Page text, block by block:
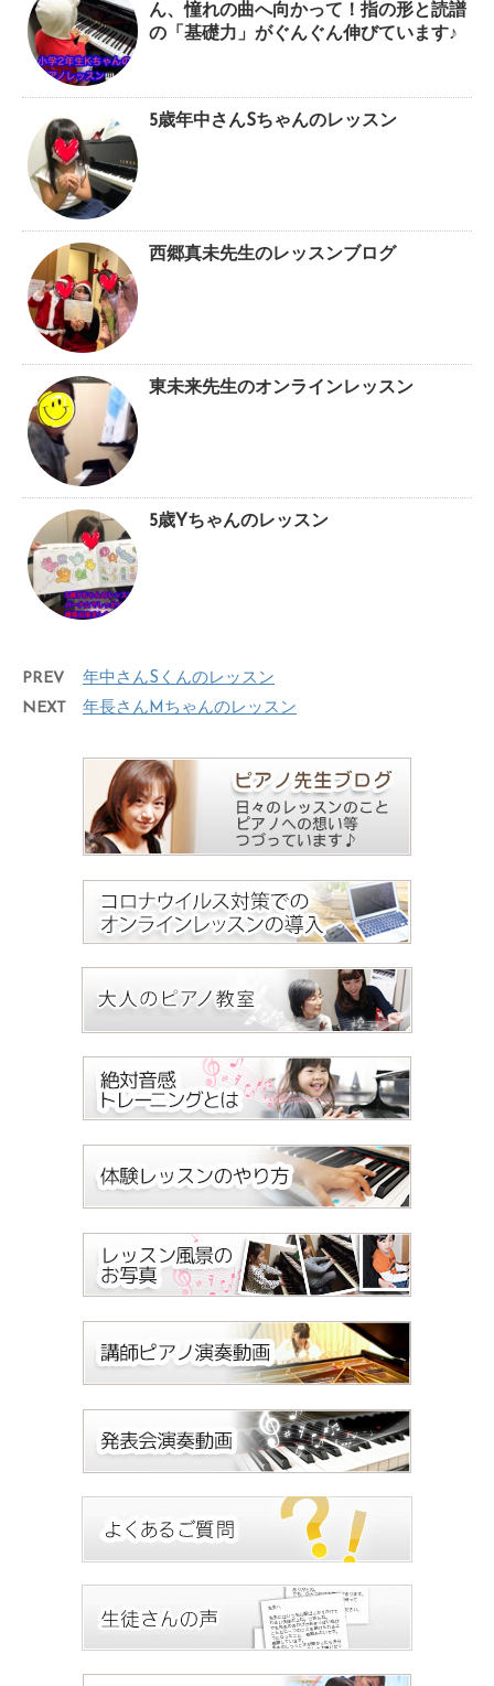
ん、憧れの曲へ向かって！指の形と読譜
の「基礎力」がぐんぐん伸びています♪
5歳年中さんSちゃんのレッスン
西郷真未先生のレッスンブログ
東未来先生のオンラインレッスン
5歳Yちゃんのレッスン
PREV
年中さんSくんのレッスン
NEXT
年長さんMちゃんのレッスン